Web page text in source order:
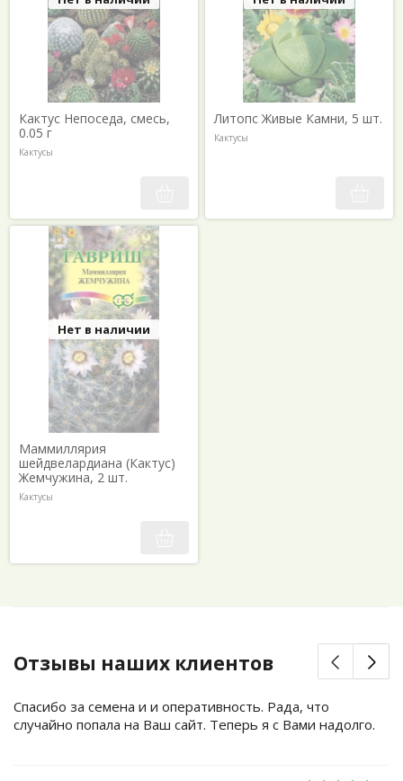
Кассия
Катарантус
Колеус
Кофе
Кроссандра
Куфея
Циперус
Шеффлера
Эвкалипт
Экзакум
Эустома
Юкка
Кактус Непоседа, смесь,
0.05 г
Кактусы
Литопс Живые Камни, 5 шт.
Кактусы
Нет в наличии
Маммиллярия
шейдвелардиана (Кактус)
Жемчужина, 2 шт.
Кактусы
Отзывы наших клиентов
Спасибо за семена и и оперативность. Рада, что
случайно попала на Ваш сайт. Теперь я с Вами надолго.